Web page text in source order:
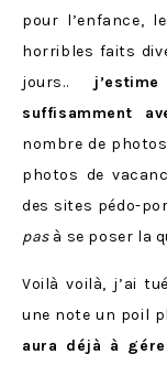
pour l’enfance,
horribles faits
jours..
suffisamment
nombre de
photos de
des sites pédo-
pas à se poser la
Voilà voilà, j’ai
une note un poil
aura déjà à